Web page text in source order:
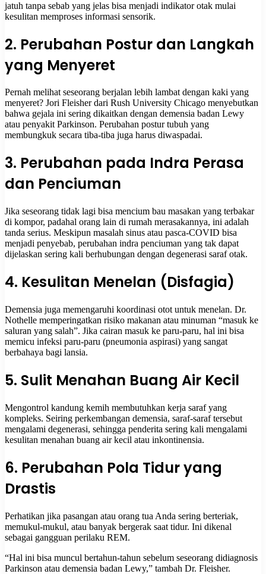
jatuh tanpa sebab yang jelas bisa menjadi indikator otak mulai
kesulitan memproses informasi sensorik.
2. Perubahan Postur dan Langkah
yang Menyeret
Pernah melihat seseorang berjalan lebih lambat dengan kaki yang
menyeret? Jori Fleisher dari Rush University Chicago menyebutkan
bahwa gejala ini sering dikaitkan dengan demensia badan Lewy
atau penyakit Parkinson. Perubahan postur tubuh yang
membungkuk secara tiba-tiba juga harus diwaspadai.
3. Perubahan pada Indra Perasa
dan Penciuman
Jika seseorang tidak lagi bisa mencium bau masakan yang terbakar
di kompor, padahal orang lain di rumah merasakannya, ini adalah
tanda serius. Meskipun masalah sinus atau pasca-COVID bisa
menjadi penyebab, perubahan indra penciuman yang tak dapat
dijelaskan sering kali berhubungan dengan degenerasi saraf otak.
4. Kesulitan Menelan (Disfagia)
Demensia juga memengaruhi koordinasi otot untuk menelan. Dr.
Nothelle memperingatkan risiko makanan atau minuman “masuk ke
saluran yang salah”. Jika cairan masuk ke paru-paru, hal ini bisa
memicu infeksi paru-paru (pneumonia aspirasi) yang sangat
berbahaya bagi lansia.
5. Sulit Menahan Buang Air Kecil
Mengontrol kandung kemih membutuhkan kerja saraf yang
kompleks. Seiring perkembangan demensia, saraf-saraf tersebut
mengalami degenerasi, sehingga penderita sering kali mengalami
kesulitan menahan buang air kecil atau inkontinensia.
6. Perubahan Pola Tidur yang
Drastis
Perhatikan jika pasangan atau orang tua Anda sering berteriak,
memukul-mukul, atau banyak bergerak saat tidur. Ini dikenal
sebagai gangguan perilaku REM.
“Hal ini bisa muncul bertahun-tahun sebelum seseorang didiagnosis
Parkinson atau demensia badan Lewy,” tambah Dr. Fleisher.